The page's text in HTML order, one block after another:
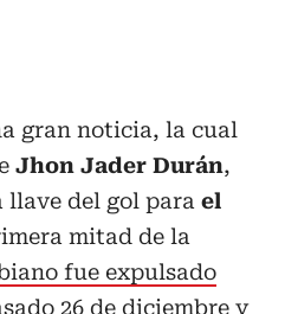
gran noticia, la cual
Jhon Jader Durán,
llave del gol para el
mitad de la
fue expulsado
26 de diciembre y